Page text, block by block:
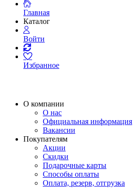
Главная
Каталог
Войти
Избранное
О компании
О нас
Официальная информация
Вакансии
Покупателям
Акции
Скидки
Подарочные карты
Способы оплаты
Оплата, резерв, отгрузка